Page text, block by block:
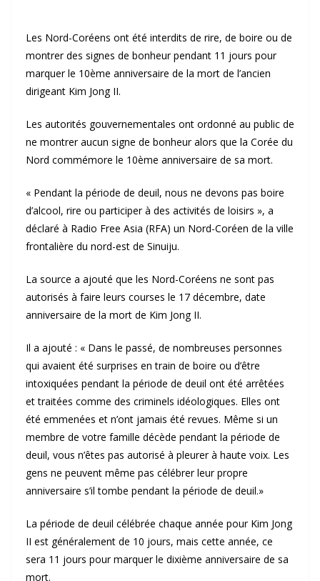
Les Nord-Coréens ont été interdits de rire, de boire ou de
montrer des signes de bonheur pendant 11 jours pour
marquer le 10ème anniversaire de la mort de l’ancien
dirigeant Kim Jong II.
Les autorités gouvernementales ont ordonné au public de
ne montrer aucun signe de bonheur alors que la Corée du
Nord commémore le 10ème anniversaire de sa mort.
« Pendant la période de deuil, nous ne devons pas boire
d’alcool, rire ou participer à des activités de loisirs », a
déclaré à Radio Free Asia (RFA) un Nord-Coréen de la ville
frontalière du nord-est de Sinuiju.
La source a ajouté que les Nord-Coréens ne sont pas
autorisés à faire leurs courses le 17 décembre, date
anniversaire de la mort de Kim Jong II.
Il a ajouté : « Dans le passé, de nombreuses personnes
qui avaient été surprises en train de boire ou d’être
intoxiquées pendant la période de deuil ont été arrêtées
et traitées comme des criminels idéologiques. Elles ont
été emmenées et n’ont jamais été revues. Même si un
membre de votre famille décède pendant la période de
deuil, vous n’êtes pas autorisé à pleurer à haute voix. Les
gens ne peuvent même pas célébrer leur propre
anniversaire s’il tombe pendant la période de deuil.»
La période de deuil célébrée chaque année pour Kim Jong
II est généralement de 10 jours, mais cette année, ce
sera 11 jours pour marquer le dixième anniversaire de sa
mort.